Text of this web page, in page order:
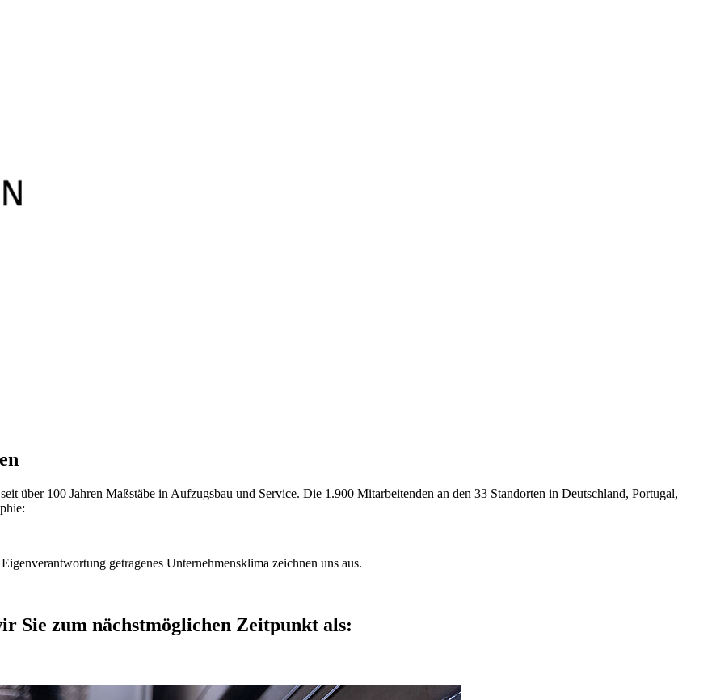
über 100 Jahren Maßstäbe in Aufzugsbau und Service. Die 1.900 Mitarbeitenden an den 33 Standorten in Deutschland, Portugal,
getragenes Unternehmensklima zeichnen uns aus.
Sie zum nächstmöglichen Zeitpunkt als: